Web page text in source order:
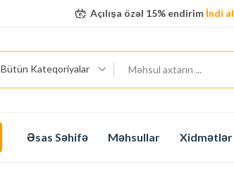
Açılışa özəl 15% endirim İndi al
Bütün Kateqoriyalar
Əsas Səhifə Məhsullar Xidmətlər